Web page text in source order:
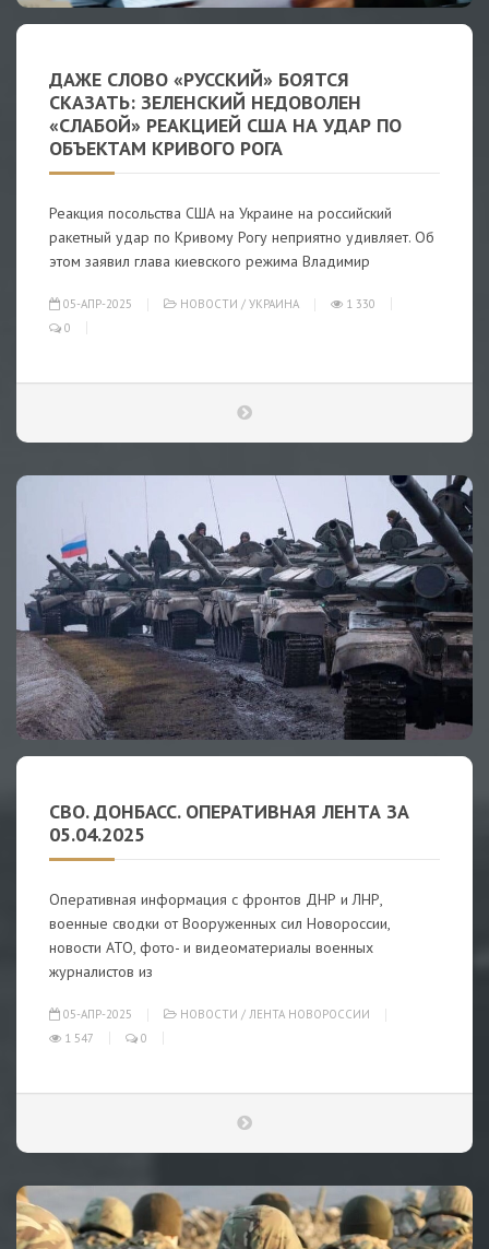
ДАЖЕ СЛОВО «РУССКИЙ» БОЯТСЯ
СКАЗАТЬ: ЗЕЛЕНСКИЙ НЕДОВОЛЕН
«СЛАБОЙ» РЕАКЦИЕЙ США НА УДАР ПО
ОБЪЕКТАМ КРИВОГО РОГА
Реакция посольства США на Украине на российский
ракетный удар по Кривому Рогу неприятно удивляет. Об
этом заявил глава киевского режима Владимир
05-АПР-2025 НОВОСТИ / УКРАИНА
1 330
0
СВО. ДОНБАСС. ОПЕРАТИВНАЯ ЛЕНТА ЗА
05.04.2025
Оперативная информация с фронтов ДНР и ЛНР,
военные сводки от Вооруженных сил Новороссии,
новости АТО, фото- и видеоматериалы военных
журналистов из
05-АПР-2025 НОВОСТИ / ЛЕНТА НОВОРОССИИ
1 547
0